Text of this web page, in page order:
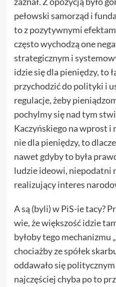
pełowski samorząd i
to z pozytywnymi
często wychodzą one
strategicznym i
idzie się dla pieniędzy, to
przychodzić do polityki i
regulacje, żeby
pochylmy się nad tym
Kaczyńskiego na wprost i
nie dla pieniędzy, to
nawet gdyby to była
ludzie ideowi, niepodatni
realizujący interes
A są (byli) w PiS-ie tacy?
wie, że większość idzie
byłoby tego mechanizmu
chociażby ze spółek
oddawało się
najczęściej chyba po to